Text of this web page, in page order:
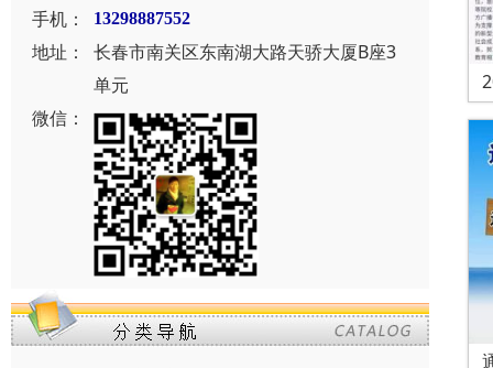
手机：
13298887552
地址：
长春市南关区东南湖大路天骄大厦B座3
单元
微信：